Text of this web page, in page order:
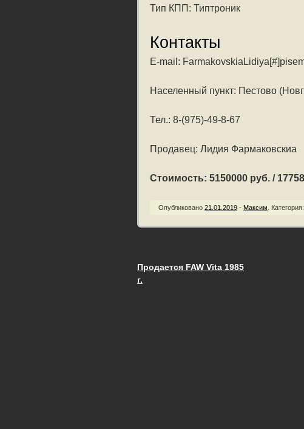
Тип КПП: Типтроник
Контакты
E-mail:
Населенный пункт: Пестово
Тел.: 8-(975)-49-8-67
Продавец: Лидия Фармаковскиа
Стоимость: 5150000 руб. /
Опубликовано 21.01.2019 - Максим Категория:
Запись навигация
Продается FAW Vita 1985
г.